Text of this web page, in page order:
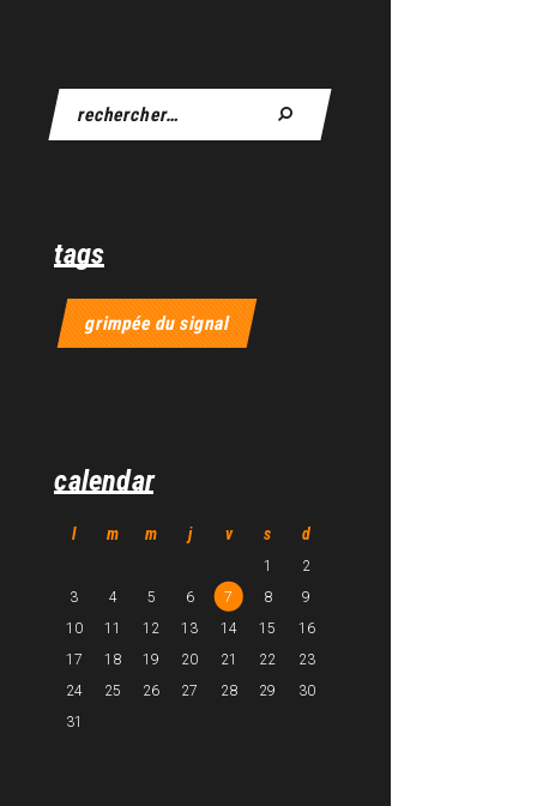
tags
grimpée du signal
calendar
l m m j v s d
1
2
3
4 5 6 7 8
9
10
11 12 13 14 15
16
17
18 19 20 21 22
23
24
25 26 27 28 29
30
31